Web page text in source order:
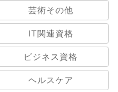
芸術その他
IT関連資格
ビジネス資格
ヘルスケア